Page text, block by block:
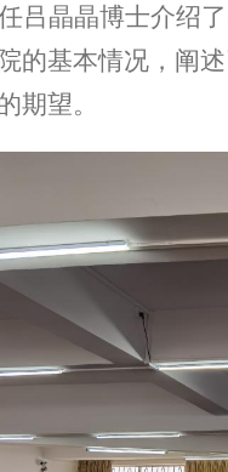
吕晶晶博士介绍
的基本情况，阐
期望。